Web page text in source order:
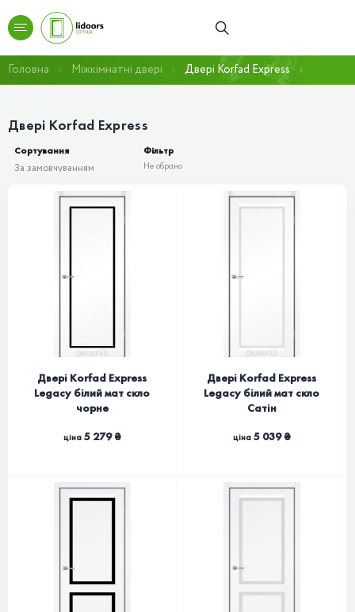
Головна Міжкімнатні двері Двері Korfad Express
Двері Korfad Express
Сортування
Фільтр
Не обрано
Двері Korfad Express
Legacy білий мат скло
чорне
ціна 5 279 ₴
Двері Korfad Express
Legacy білий мат скло
Сатін
ціна 5 039 ₴